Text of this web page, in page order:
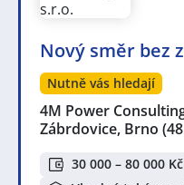
Nový směr bez
Nutně vás hledají
4M Power
Zábrdovice, Brno
30 000 – 80 000 Kč